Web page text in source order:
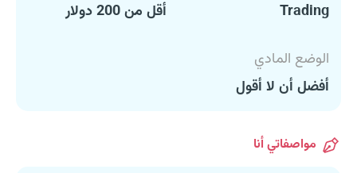
Trading
أقل من 200 دولار
الوضع المادي
أفضل أن لا أقول
مواصفاتي أنا